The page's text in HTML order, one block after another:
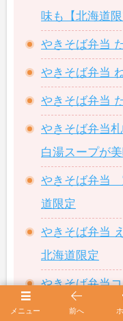
味も【北海道限
やきそば弁当
やきそば弁当
やきそば弁当
やきそば弁当
白湯スープが
やきそば弁当
道限定
やきそば弁当
北海道限定
やきそば弁当
メニュー 前へ